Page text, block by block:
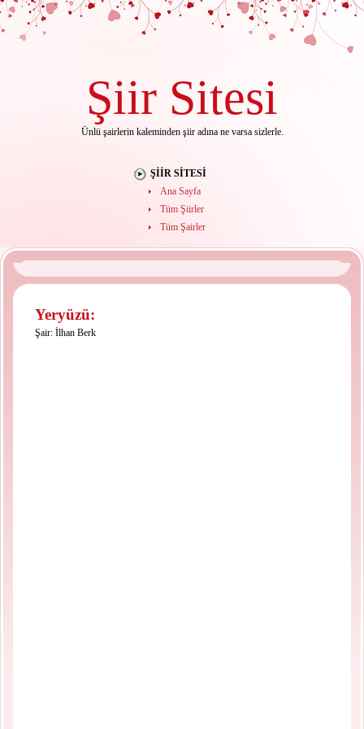
Şiir Sitesi
Ünlü şairlerin kaleminden şiir adına ne varsa sizlerle.
ŞIIR SITESI
Ana Sayfa
Tüm Şiirler
Tüm Şairler
Yeryüzü:
Şair: İlhan Berk